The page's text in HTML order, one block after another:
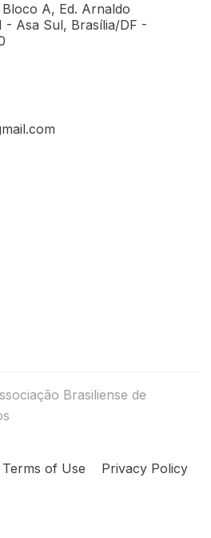
A, Ed. Arnaldo
- Asa Sul, Brasília/DF -
Brasiliense de
Terms of Use Privacy Policy